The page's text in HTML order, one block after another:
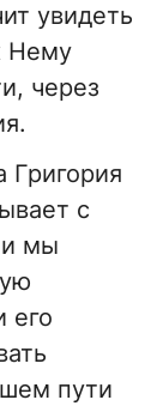
увидеть
Нему
через
Григория
с
и мы
его
пути